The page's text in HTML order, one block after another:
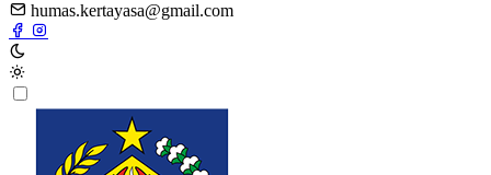
humas.kertayasa@gmail.com